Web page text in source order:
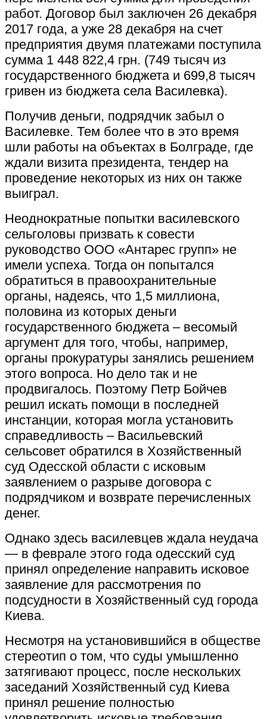
работ. Договор был заключен 26 декабря
2017 года, а уже 28 декабря на счет
предприятия двумя платежами поступила
сумма 1 448 822,4 грн. (749 тысяч из
государственного бюджета и 699,8 тысяч
гривен из бюджета села Василевка).
Получив деньги, подрядчик забыл о
Василевке. Тем более что в это время
шли работы на объектах в Болграде, где
ждали визита президента, тендер на
проведение некоторых из них он также
выиграл.
Неоднократные попытки василевского
сельголовы призвать к совести
руководство ООО «Антарес групп» не
имели успеха. Тогда он попытался
обратиться в правоохранительные
органы, надеясь, что 1,5 миллиона,
половина из которых деньги
государственного бюджета – весомый
аргумент для того, чтобы, например,
органы прокуратуры занялись решением
этого вопроса. Но дело так и не
продвигалось. Поэтому Петр Бойчев
решил искать помощи в последней
инстанции, которая могла установить
справедливость – Васильевский
сельсовет обратился в Хозяйственный
суд Одесской области с исковым
заявлением о разрыве договора с
подрядчиком и возврате перечисленных
денег.
Однако здесь василевцев ждала неудача
— в феврале этого года одесский суд
принял определение направить исковое
заявление для рассмотрения по
подсудности в Хозяйственный суд города
Киева.
Несмотря на установившийся в обществе
стереотип о том, что суды умышленно
затягивают процесс, после нескольких
заседаний Хозяйственный суд Киева
принял решение полностью